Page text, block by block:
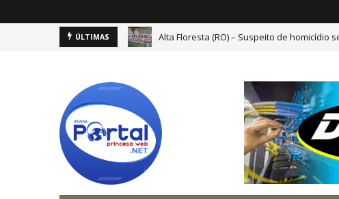
ÚLTIMAS
Alta Floresta (RO) – Suspeito de
Cinco pessoas morrem em acidente entre